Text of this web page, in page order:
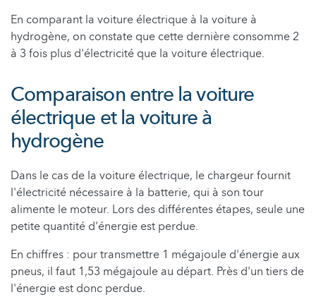
En comparant la voiture électrique à la voiture à
hydrogène, on constate que cette dernière consomme 2
à 3 fois plus d'électricité que la voiture électrique.
Comparaison entre la voiture
électrique et la voiture à
hydrogène
Dans le cas de la voiture électrique, le chargeur fournit
l'électricité nécessaire à la batterie, qui à son tour
alimente le moteur. Lors des différentes étapes, seule une
petite quantité d'énergie est perdue.
En chiffres : pour transmettre 1 mégajoule d'énergie aux
pneus, il faut 1,53 mégajoule au départ. Près d'un tiers de
l'énergie est donc perdue.